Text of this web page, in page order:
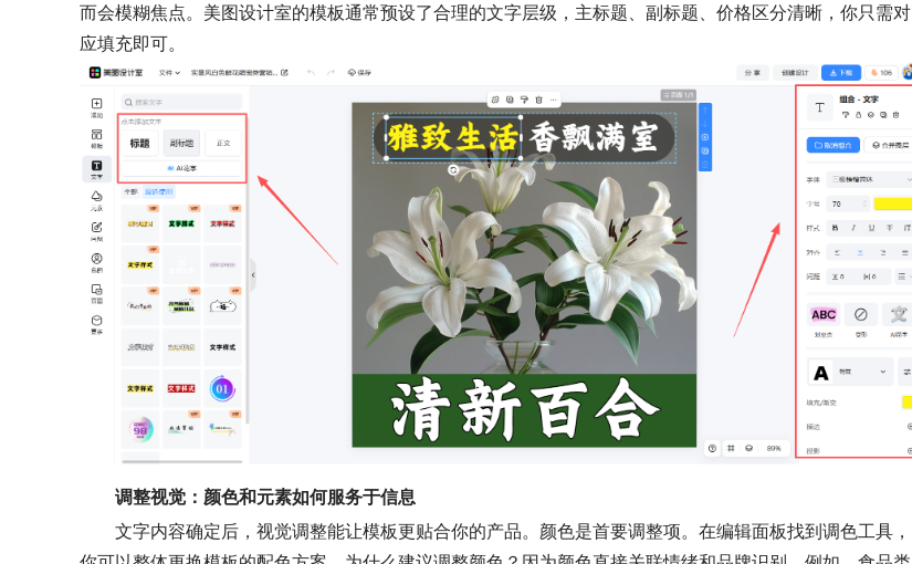
而会模糊焦点。美图设计室的模板通常预设了合理的文字层级，主标题、副标题、价格区分清晰，你只需对
应填充即可。
调整视觉：颜色和元素如何服务于信息
文字内容确定后，视觉调整能让模板更贴合你的产品。颜色是首要调整项。在编辑面板找到调色工具，